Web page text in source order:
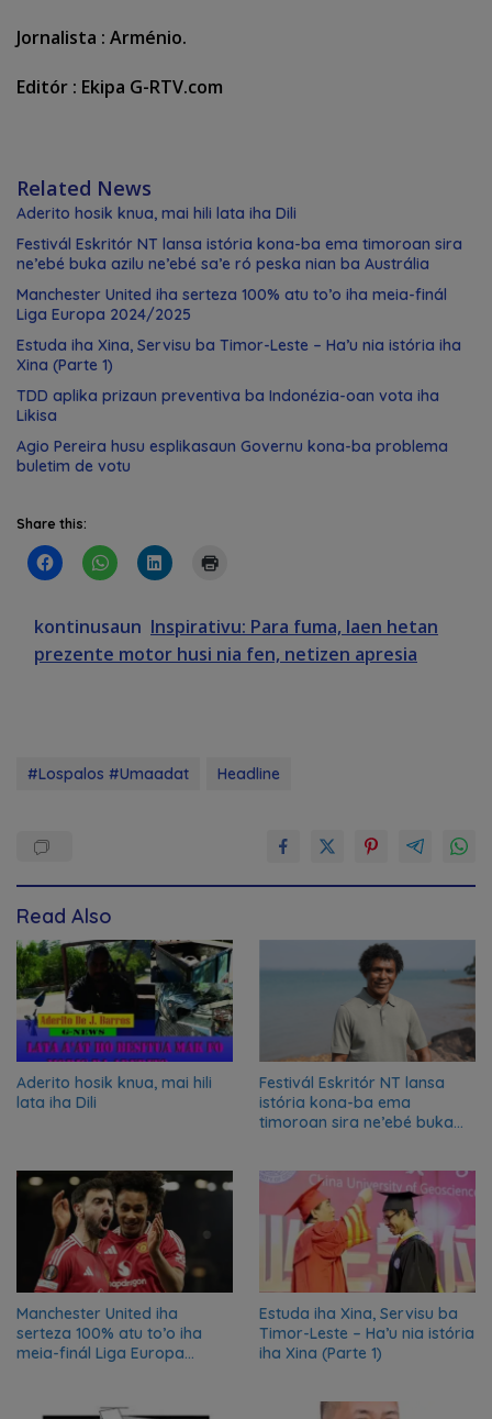
Jornalista : Arménio.
Editór : Ekipa G-RTV.com
Related News
Aderito hosik knua, mai hili lata iha Dili
Festivál Eskritór NT lansa istória kona-ba ema timoroan sira
ne’ebé buka azilu ne’ebé sa’e ró peska nian ba Austrália
Manchester United iha serteza 100% atu to’o iha meia-finál
Liga Europa 2024/2025
Estuda iha Xina, Servisu ba Timor-Leste – Ha’u nia istória iha
Xina (Parte 1)
TDD aplika prizaun preventiva ba Indonézia-oan vota iha
Likisa
Agio Pereira husu esplikasaun Governu kona-ba problema
buletim de votu
Share this:
kontinusaun Inspirativu: Para fuma, laen hetan
prezente motor husi nia fen, netizen apresia
#Lospalos #Umaadat Headline
Read Also
Aderito hosik knua, mai hili
lata iha Dili
Festivál Eskritór NT lansa
istória kona-ba ema
timoroan sira ne’ebé buka
Manchester United iha
serteza 100% atu to’o iha
meia-finál Liga Europa
Estuda iha Xina, Servisu ba
Timor-Leste – Ha’u nia istória
iha Xina (Parte 1)